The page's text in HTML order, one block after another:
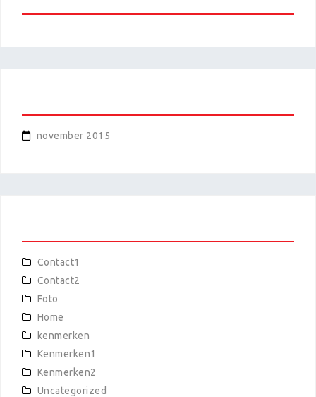
november 2015
Contact1
Contact2
Foto
Home
kenmerken
Kenmerken1
Kenmerken2
Uncategorized